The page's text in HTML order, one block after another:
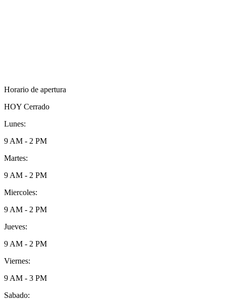
Horario de apertura
HOY Cerrado
Lunes:
9 AM - 2 PM
Martes:
9 AM - 2 PM
Miercoles:
9 AM - 2 PM
Jueves:
9 AM - 2 PM
Viernes:
9 AM - 3 PM
Sabado: